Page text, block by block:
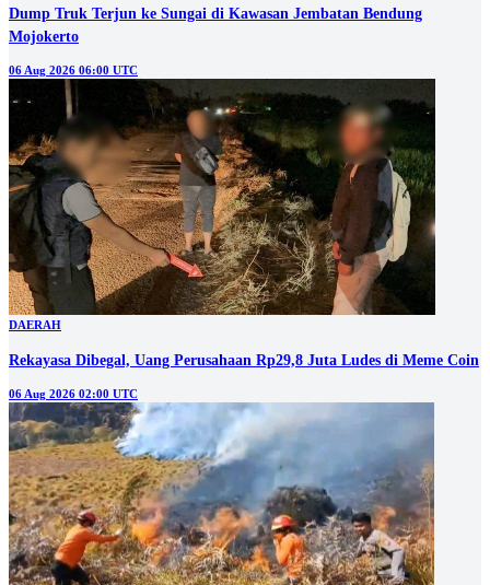
Dump Truk Terjun ke Sungai di Kawasan Jembatan Bendung
Mojokerto
06 Aug 2026 06:00 UTC
DAERAH
Rekayasa Dibegal, Uang Perusahaan Rp29,8 Juta Ludes di Meme Coin
06 Aug 2026 02:00 UTC